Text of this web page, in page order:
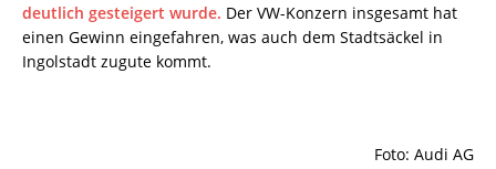
deutlich gesteigert wurde. Der VW-Konzern insgesamt hat
einen Gewinn eingefahren, was auch dem Stadtsäckel in
Ingolstadt zugute kommt.
Foto: Audi AG